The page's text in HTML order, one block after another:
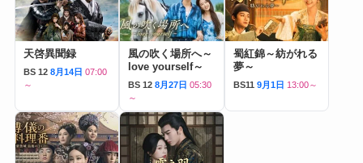
天啓異聞録
BS 12 8月14日 07:00
～
風の吹く場所へ～
love yourself～
BS 12 8月27日 05:30
～
蜀紅錦～紡がれる
夢～
BS11 9月1日 13:00～